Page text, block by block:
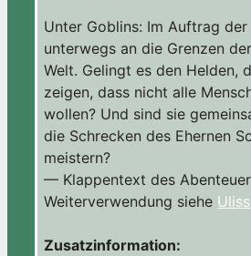
Unter Goblins: Im Auftrag
unterwegs an die Grenzen
Welt. Gelingt es den Helden,
zeigen, dass nicht alle
wollen? Und sind sie
die Schrecken des Ehernen
meistern?
— Klappentext des
Weiterverwendung siehe
Zusatzinformation: